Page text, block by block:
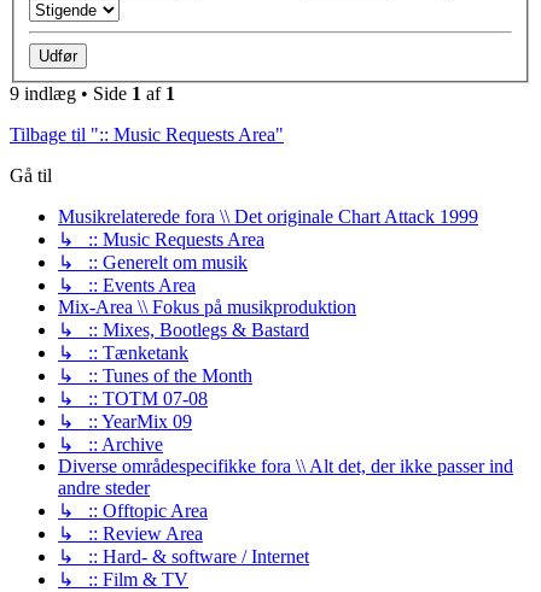
9 indlæg • Side 1 af 1
Tilbage til ":: Music Requests Area"
Gå til
Musikrelaterede fora \\ Det originale Chart Attack 1999
↳ :: Music Requests Area
↳ :: Generelt om musik
↳ :: Events Area
Mix-Area \\ Fokus på musikproduktion
↳ :: Mixes, Bootlegs & Bastard
↳ :: Tænketank
↳ :: Tunes of the Month
↳ :: TOTM 07-08
↳ :: YearMix 09
↳ :: Archive
Diverse områdespecifikke fora \\ Alt det, der ikke passer ind
andre steder
↳ :: Offtopic Area
↳ :: Review Area
↳ :: Hard- & software / Internet
↳ :: Film & TV